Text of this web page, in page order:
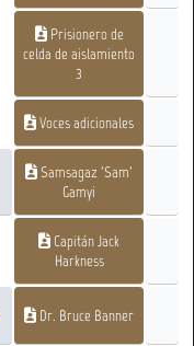
Prisionero de
celda de aislamiento
3
Voces adicionales
Samsagaz 'Sam'
Gamyi
Capitán Jack
Harkness
Dr. Bruce Banner